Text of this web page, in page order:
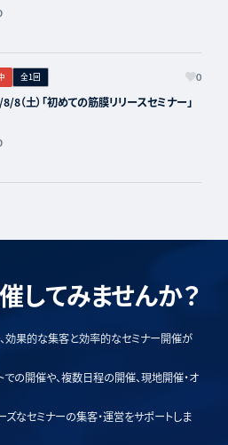
全1回 0
8（土）「初めての筋膜リリースセミナー」
してみませんか？
効果的な集客と効率的なセミナー開催が
での開催や、複数日程の開催、現地開催・オ
なセミナーの集客・運営をサポートしま